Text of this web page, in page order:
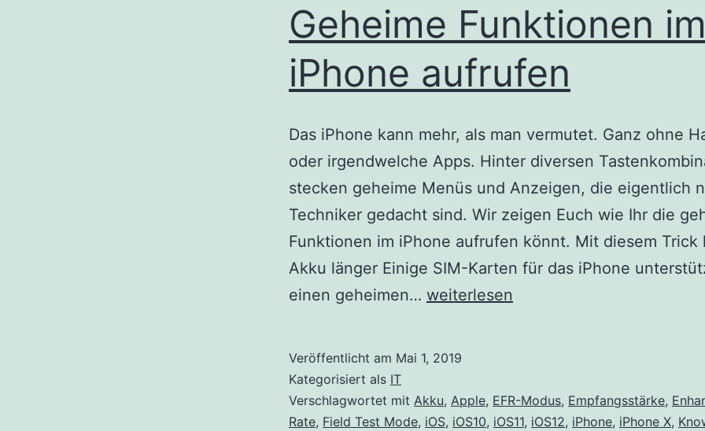
ESMC
7.0
Management
unterstützen
das
kommende
macOS
10.15
Catalina
Geheime Funktionen
iPhone aufrufen
Das iPhone kann mehr, als man vermutet. Ganz ohne
oder irgendwelche Apps. Hinter diversen
stecken geheime Menüs und Anzeigen, die eigentlich
Techniker gedacht sind. Wir zeigen Euch wie Ihr die
Funktionen im iPhone aufrufen könnt. Mit diesem Trick
Akku länger Einige SIM-Karten für das iPhone
einen geheimen… Geheime
aufrufen
weiterlesen
Veröffentlicht am Mai 1, 2019
Kategorisiert als IT
Verschlagwortet mit Akku, Apple, EFR-Modus, Empfangsstärke,
Rate, Field Test Mode, iOS, iOS10, iOS11, iOS12, iPhone, iPhone X,